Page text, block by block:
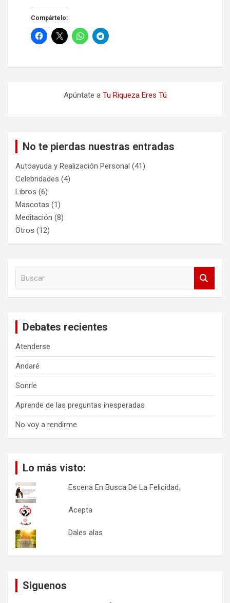
Compártelo:
Apúntate a Tu Riqueza Eres Tú
No te pierdas nuestras entradas
Autoayuda y Realización Personal (41)
Celebridades (4)
Libros (6)
Mascotas (1)
Meditación (8)
Otros (12)
Debates recientes
Atenderse
Andaré
Sonríe
Aprende de las preguntas inesperadas
No voy a rendirme
Lo más visto:
Escena En Busca De La Felicidad.
Acepta
Dales alas
Siguenos